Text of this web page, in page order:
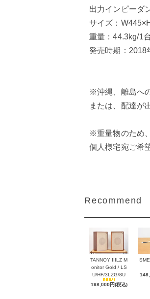
出力インピーダ
サイズ：
重量：44.3kg/1台
発売時期：2018
※沖縄、離島へ
または、配達が
※重量物のため
個人様宅宛ご希
Recommend
TANNOY IIILZ M
onitor Gold / LS
U/HF/3LZG/8U
198,000円(税込)